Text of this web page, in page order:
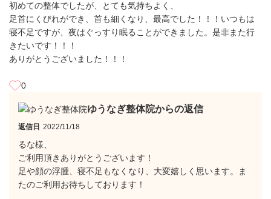
初めての整体でしたが、とても気持ちよく、
足首にくびれができ、首も細くなり、最高でした！！！いつもは
寝不足ですが、夜はぐっすり眠ることができました。是非また行
きたいです！！！
ありがとうございました！！！
0
ゆうなぎ整体院からの返信
返信日 2022/11/18
るな様、
ご利用頂きありがとうございます！
足や顔の浮腫、寝不足もなくなり、大変嬉しく思います。ま
たのご利用お待ちしております！